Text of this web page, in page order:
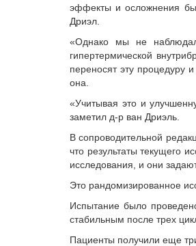
эффекты и осложнения
Дриэл.
«Однако мы не
гипертермической
переносят эту процедуру
она.
«Учитывая это и
заметил д-р ван Дриэль.
В сопроводительной
что результаты текущего
исследования, и они
Это рандомизированное
Испытание было
стабильным после трех
Пациенты получили еще